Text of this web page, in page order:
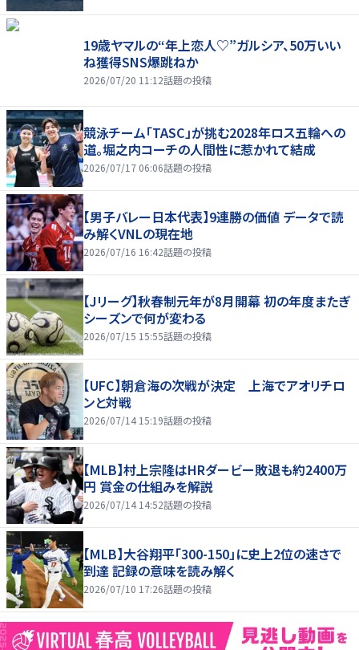
19歳ヤマルの“年上恋人♡”ガルシア、50万いい
ね獲得SNS爆跳ねか
2026/07/20 11:12話題の投稿
競泳チーム「TASC」が挑む2028年ロス五輪への
道。堀之内コーチの人間性に惹かれて結成
2026/07/17 06:06話題の投稿
【男子バレー日本代表】9連勝の価値 データで読
み解くVNLの現在地
2026/07/16 16:42話題の投稿
【Jリーグ】秋春制元年が8月開幕 初の年度またぎ
シーズンで何が変わる
2026/07/15 15:55話題の投稿
【UFC】朝倉海の次戦が決定 上海でアオリチロ
ンと対戦
2026/07/14 15:19話題の投稿
【MLB】村上宗隆はHRダービー敗退も約2400万
円 賞金の仕組みを解説
2026/07/14 14:52話題の投稿
【MLB】大谷翔平「300-150」に史上2位の速さで
到達 記録の意味を読み解く
2026/07/10 17:26話題の投稿